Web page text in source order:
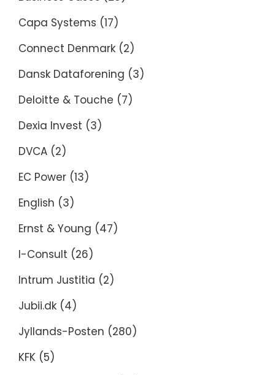
Capa Systems (17)
Connect Denmark (2)
Dansk Dataforening (3)
Deloitte & Touche (7)
Dexia Invest (3)
DVCA (2)
EC Power (13)
English (3)
Ernst & Young (47)
I-Consult (26)
Intrum Justitia (2)
Jubii.dk (4)
Jyllands-Posten (280)
KFK (5)